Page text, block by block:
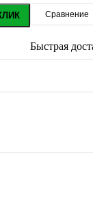
Сравнение
Быстрая